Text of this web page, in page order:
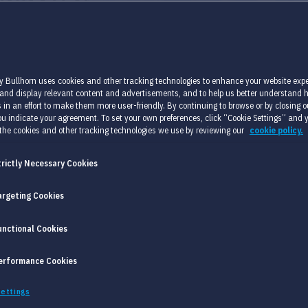
Parser: Een sprong voorwaarts in cv parsing en recruitment
IS TOONAANGEVEND
EN BIEDT
DIE DE
Bullhorn uses cookies and other tracking technologies to enhance your website
display relevant content and advertisements, and to help us better understand
in an effort to make them more user-friendly. By continuing to browse or by closing
indicate your agreement. To set your own preferences, click “Cookie Settings” and
cookies and other tracking technologies we use by reviewing our cookie policy.
Necessary Cookies
Cookies
Cookies
Cookies